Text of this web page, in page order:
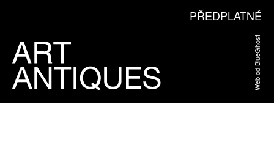
PŘEDPLATNÉ
Web od BlueGhost